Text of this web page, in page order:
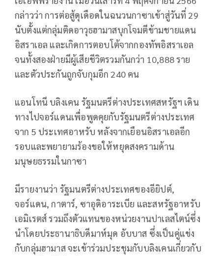
กล่าวว่า การต่อสู้ดุเดือดในฉนวนกาซาเข้าสู่วันที่ 29
นับตั้งแต่กลุ่มติดอาวุธฮามาสบุกโจมตีข้ามชายแดน
อิสราเอล และเกิดการตอบโต้จากกองทัพอิสราเอล
จนทั้งสองฝ่ายมีผู้เสียชีวิตรวมกันกว่า 10,888 ราย
และตัวประกันถูกจับกุมอีก 240 คน
แอนโทนี บลิงเคน รัฐมนตรีต่างประเทศสหรัฐฯ เดิน
ทางไปจอร์แดนเพื่อพูดคุยกับรัฐมนตรีต่างประเทศ
จาก 5 ประเทศอาหรับ หลังจากเยือนอิสราเอลอีก
รอบและพยายามร้องขอให้หยุดสงครามด้าน
มนุษยธรรมในกาซา
มีรายงานว่า รัฐมนตรีต่างประเทศของอียิปต์,
จอร์แดน, กาตาร์, ซาอุดิอาระเบีย และสหรัฐอาหรับ
เอมิเรตส์ รวมถึงตัวแทนของหน่วยงานปาเลสไตน์ซึ่ง
นำโดยประธานาธิบดีมาห์มุด อับบาส ซึ่งเป็นคู่แข่ง
กับกลุ่มฮามาส จะเข้าร่วมประชุมกับบลิงเคนเกี่ยวกับ